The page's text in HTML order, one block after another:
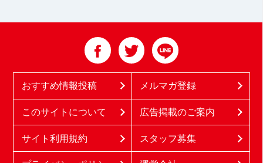
おすすめ情報投稿 メルマガ登録
このサイトについて 広告掲載のご案内
サイト利用規約 スタッフ募集